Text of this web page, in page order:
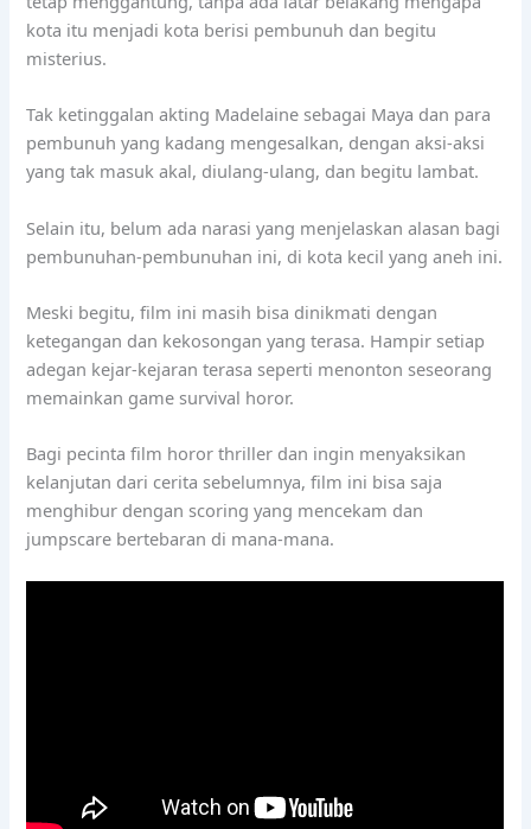
kota itu menjadi kota berisi pembunuh dan begitu
misterius.
Tak ketinggalan akting Madelaine sebagai Maya dan para
pembunuh yang kadang mengesalkan, dengan aksi-aksi
yang tak masuk akal, diulang-ulang, dan begitu lambat.
Selain itu, belum ada narasi yang menjelaskan alasan bagi
pembunuhan-pembunuhan ini, di kota kecil yang aneh ini.
Meski begitu, film ini masih bisa dinikmati dengan
ketegangan dan kekosongan yang terasa. Hampir setiap
adegan kejar-kejaran terasa seperti menonton seseorang
memainkan game survival horor.
Bagi pecinta film horor thriller dan ingin menyaksikan
kelanjutan dari cerita sebelumnya, film ini bisa saja
menghibur dengan scoring yang mencekam dan
jumpscare bertebaran di mana-mana.